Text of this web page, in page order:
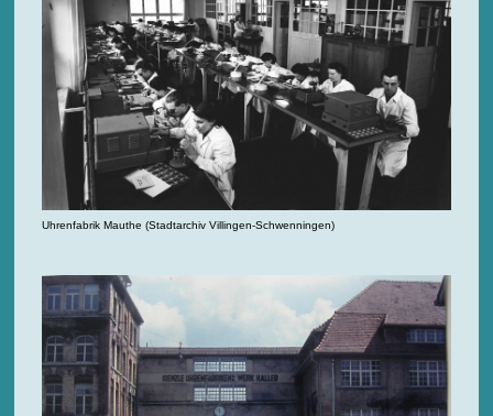
Uhrenfabrik Mauthe (Stadtarchiv Villingen-Schwenningen)